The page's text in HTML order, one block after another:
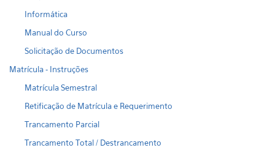
Informática
Manual do Curso
Solicitação de Documentos
Matrícula - Instruções
Matrícula Semestral
Retificação de Matrícula e Requerimento
Trancamento Parcial
Trancamento Total / Destrancamento